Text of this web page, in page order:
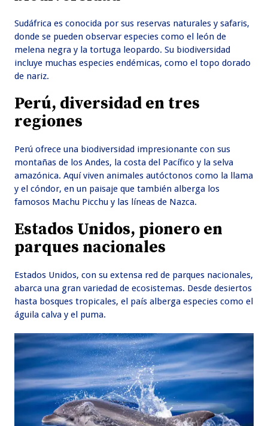
Sudáfrica es conocida por sus reservas naturales y safaris,
donde se pueden observar especies como el león de
melena negra y la tortuga leopardo. Su biodiversidad
incluye muchas especies endémicas, como el topo dorado
de nariz.
Perú, diversidad en tres
regiones
Perú ofrece una biodiversidad impresionante con sus
montañas de los Andes, la costa del Pacífico y la selva
amazónica. Aquí viven animales autóctonos como la llama
y el cóndor, en un paisaje que también alberga los
famosos Machu Picchu y las líneas de Nazca.
Estados Unidos, pionero en
parques nacionales
Estados Unidos, con su extensa red de parques nacionales,
abarca una gran variedad de ecosistemas. Desde desiertos
hasta bosques tropicales, el país alberga especies como el
águila calva y el puma.